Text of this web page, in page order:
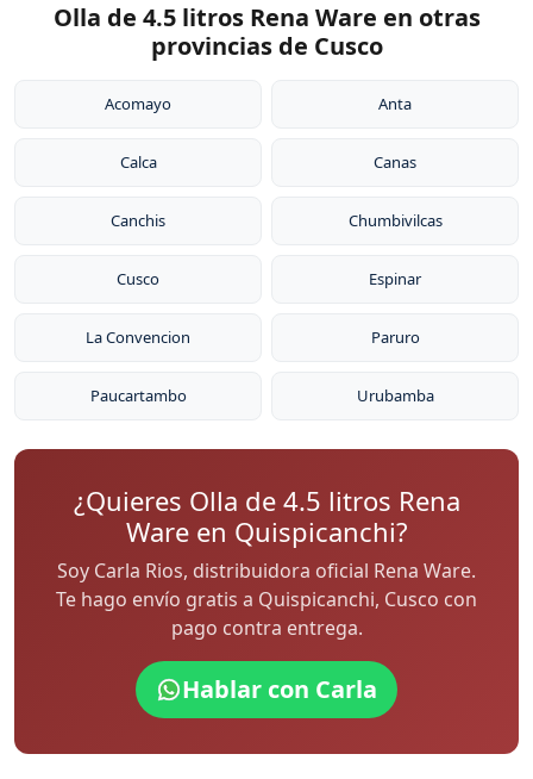
Olla de 4.5 litros Rena Ware en otras
provincias de Cusco
Acomayo Anta
Calca Canas
Canchis Chumbivilcas
Cusco Espinar
La Convencion Paruro
Paucartambo Urubamba
¿Quieres Olla de 4.5 litros Rena
Ware en Quispicanchi?
Soy Carla Rios, distribuidora oficial Rena Ware.
Te hago envío gratis a Quispicanchi, Cusco con
pago contra entrega.
Hablar con Carla